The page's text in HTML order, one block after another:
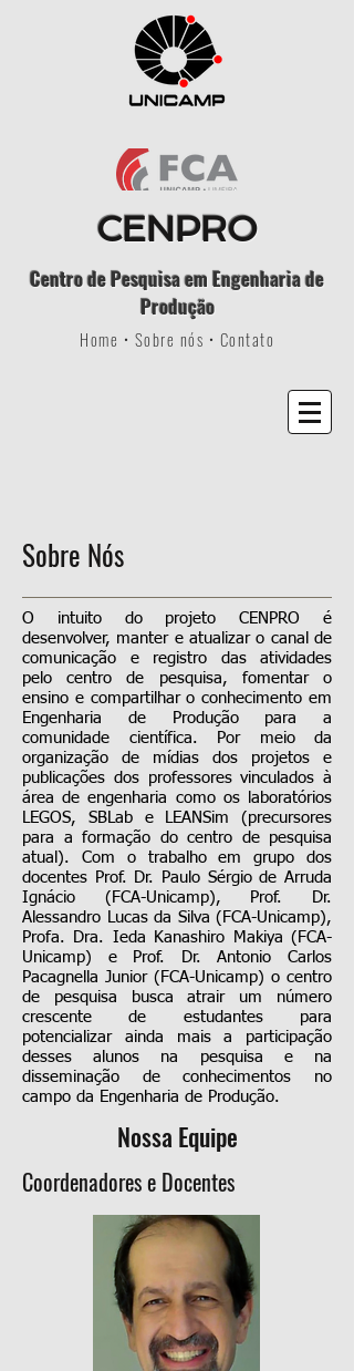
CENPRO
Centro de Pesquisa em Engenharia de
Produção
Home • Sobre nós • Contato
Sobre Nós
O intuito do projetoCENPRO é
desenvolver, manter e atualizar o canal de
comunicação e registro das atividades
pelo centro de pesquisa, fomentar o
ensino e compartilhar o conhecimento em
Engenharia de Produção para a
comunidade científica. Por meio da
organização de mídias dos projetos e
publicações dos professores vinculados à
área de engenharia como os laboratórios
LEGOS, SBLab e LEANSim (precursores
para a formação do centro de pesquisa
atual). Com o trabalho em grupo dos
docentes Prof. Dr. Paulo Sérgio de Arruda
Ignácio (FCA-Unicamp), Prof. Dr.
Alessandro Lucas da Silva (FCA-Unicamp),
Profa. Dra. Ieda Kanashiro Makiya (FCA-
Unicamp) e Prof. Dr. Antonio Carlos
Pacagnella Junior (FCA-Unicamp) o centro
de pesquisa busca atrair um número
crescente de estudantes para
potencializar ainda mais a participação
desses alunos na pesquisa e na
disseminação de conhecimentos no
campo da Engenharia de Produção.
Nossa Equipe
Coordenadores e Docentes